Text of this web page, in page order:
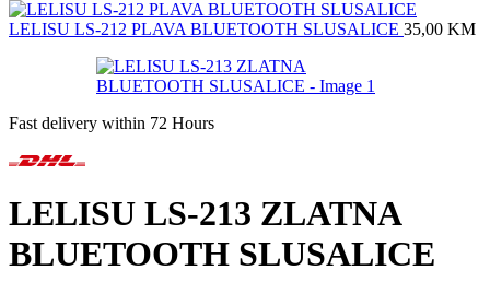
LELISU LS-212 PLAVA BLUETOOTH SLUSALICE 35,00 KM
Fast delivery within 72 Hours
LELISU LS-213 ZLATNA
BLUETOOTH SLUSALICE